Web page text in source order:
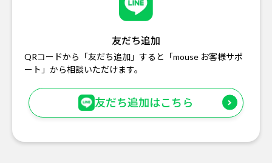
友だち追加
QRコードから「友だち追加」すると「mouse お客様サポ
ート」から相談いただけます。
友だち追加はこちら